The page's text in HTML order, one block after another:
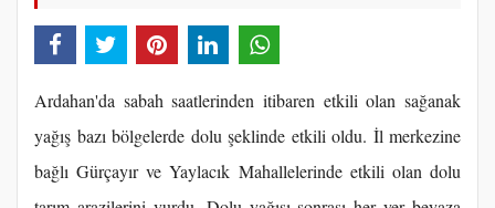
Ardahan'da sabah saatlerinden itibaren etkili olan sağanak
yağış bazı bölgelerde dolu şeklinde etkili oldu. İl merkezine
bağlı Gürçayır ve Yaylacık Mahallelerinde etkili olan dolu